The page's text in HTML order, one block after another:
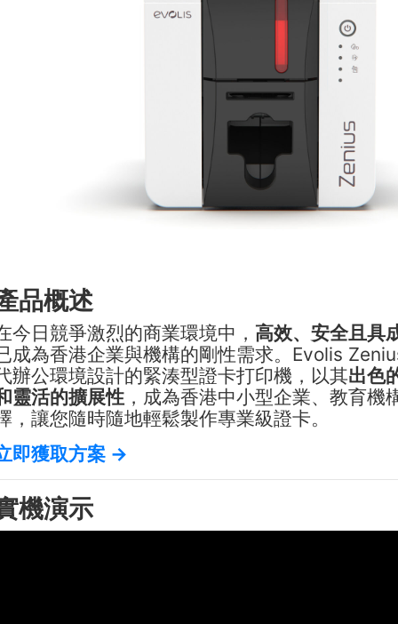
品概述
今日競爭激烈的商業環境中， 高效、安全且具
成為香港企業與機構的剛性需求。Evolis
辦公環境設計的緊湊型證卡打印機，以其出色
靈活的擴展性 ，成為香港中小型企業、教育機
，讓您隨時隨地輕鬆製作專業級證卡。
即獲取方案 →
機演示